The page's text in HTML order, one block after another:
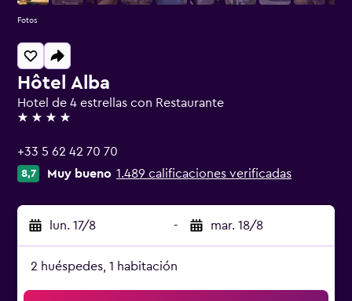
Hôtel Alba
Hotel de 4 estrellas con Restaurante
4 estrellas
+33 5 62 42 70 70
8,7 Muy bueno 1.489 calificaciones verificadas
lun. 17/8 - mar. 18/8
2 huéspedes, 1 habitación
Fotos